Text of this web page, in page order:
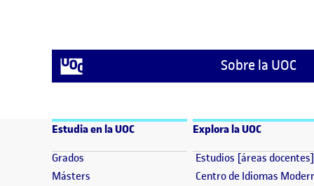
Sobre la UOC
Estudia en la UOC
Grados (se abre en nueva ventana)
Másters (se abre en nueva ventana)
Explora la UOC
Estudios [áreas docentes]
Centro de Idiomas